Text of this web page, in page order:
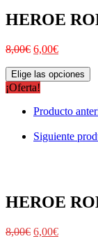
HEROE
8,00€ 6,00€
Elige las opciones
¡Oferta!
Producto
Siguiente
HEROE
8,00€ 6,00€